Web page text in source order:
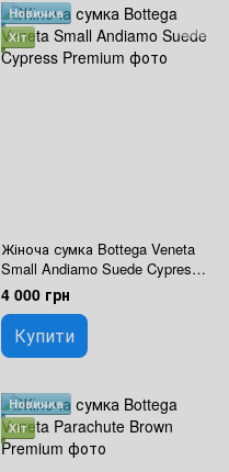
Новинка
Хіт
Жіноча сумка Bottega Veneta
Small Andiamo Suede Cypress
Premium
4 000 грн
Купити
Новинка
Хіт